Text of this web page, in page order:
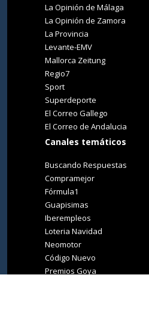
La Opinión de Málaga
La Opinión de Zamora
La Provincia
Levante-EMV
Mallorca Zeitung
Regio7
Sport
Superdeporte
El Correo Gallego
El Correo de Andalucia
Canales temáticos
Buscando Respuestas
Compramejor
Fórmula1
Guapisimas
Iberempleos
Loteria Navidad
Neomotor
Código Nuevo
Premios Goya